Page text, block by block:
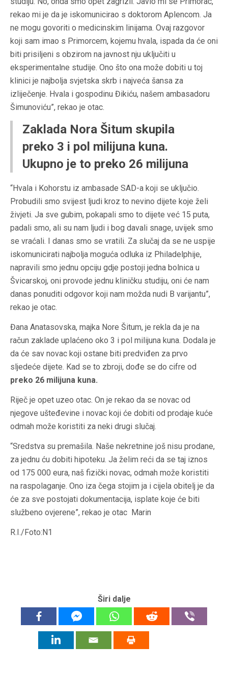
rekao mi je da je iskomunicirao s doktorom Aplencom. Ja
ne mogu govoriti o medicinskim linijama. Ovaj razgovor
koji sam imao s Primorcem, kojemu hvala, ispada da će oni
biti prisiljeni s obzirom na javnost nju uključiti u
eksperimentalne studije. Ono što ona može dobiti u toj
klinici je najbolja svjetska skrb i najveća šansa za
izliječenje. Hvala i gospodinu Đikiću, našem ambasadoru
Šimunoviću”, rekao je otac.
Zaklada Nora Šitum skupila
preko 3 i pol milijuna kuna.
Ukupno je to preko 26 milijuna
“Hvala i Kohorstu iz ambasade SAD-a koji se uključio.
Probudili smo svijest ljudi kroz to nevino dijete koje želi
živjeti. Ja sve gubim, pokapali smo to dijete već 15 puta,
padali smo, ali su nam ljudi i bog davali snage, uvijek smo
se vraćali. I danas smo se vratili. Za slučaj da se ne uspije
iskomunicirati najbolja moguća odluka iz Philadelphije,
napravili smo jednu opciju gdje postoji jedna bolnica u
Švicarskoj, oni provode jednu kliničku studiju, oni će nam
danas ponuditi odgovor koji nam možda nudi B varijantu”,
rekao je otac.
Đana Anatasovska, majka Nore Šitum, je rekla da je na
račun zaklade uplaćeno oko 3 i pol milijuna kuna. Dodala je
da će sav novac koji ostane biti predviđen za prvo
sljedeće dijete. Kad se to zbroji, dođe se do cifre od
preko 26 milijuna kuna.
Riječ je opet uzeo otac. On je rekao da se novac od
njegove ušteđevine i novac koji će dobiti od prodaje kuće
odmah može koristiti za neki drugi slučaj.
“Sredstva su premašila. Naše nekretnine još nisu prodane,
za jednu ću dobiti hipoteku. Ja želim reći da se taj iznos
od 175 000 eura, naš fizički novac, odmah može koristiti
na raspolaganje. Ono iza čega stojim ja i cijela obitelj je da
će za sve postojati dokumentacija, isplate koje će biti
službeno ovjerene”, rekao je otac Marin
R.I./Foto:N1
Širi dalje